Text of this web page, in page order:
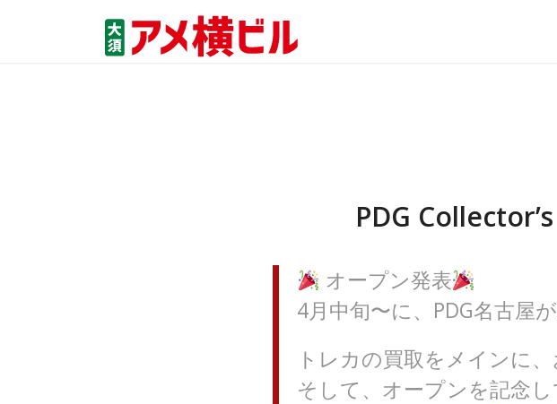
PDG
オープン発表
4月中旬〜に、PDG名古屋
トレカの買取をメインに、
そして、オープンを記念